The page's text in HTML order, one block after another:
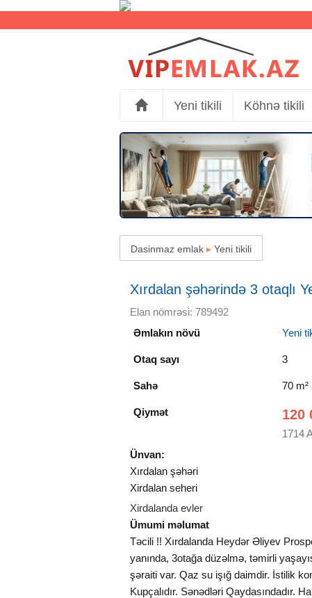
Yeni tikili Köhnə tikili
Dasinmaz emlak ▸ Yeni tikili
Xırdalan şəhərində 3 otaqlı
Elan nömrəsi: 789492
Əmlakın növü
Yeni
Otaq sayı 3
Sahə 70 m²
Qiymət 120
1714
Ünvan:
Xırdalan şəhəri
Xirdalan seheri
Xirdalanda evler
Ümumi məlumat
Təcili !! Xırdalanda Heydər Əliyev
yanında, 3otağa düzəlmə, təmirli
şəraiti var. Qaz su işığ daimdir. İstilik
Kupçalıdır. Sənədləri Qaydasındadır.